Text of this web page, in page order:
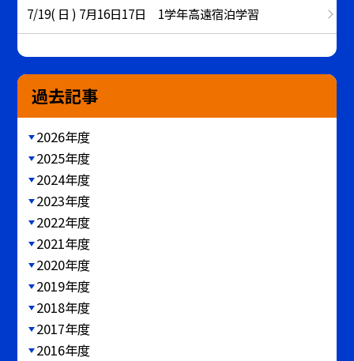
7/19( 日 ) 7月16日17日 1学年高遠宿泊学習
過去記事
2026年度
2025年度
2024年度
2023年度
2022年度
2021年度
2020年度
2019年度
2018年度
2017年度
2016年度